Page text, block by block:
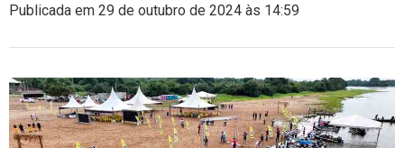
Publicada em 29 de outubro de 2024 às 14:59